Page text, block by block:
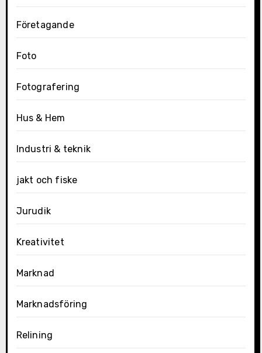
Företagande
Foto
Fotografering
Hus & Hem
Industri & teknik
jakt och fiske
Jurudik
Kreativitet
Marknad
Marknadsföring
Relining